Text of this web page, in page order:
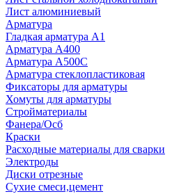
Лист алюминиевый
Арматура
Гладкая арматура А1
Арматура А400
Арматура A500C
Арматура стеклопластиковая
Фиксаторы для арматуры
Хомуты для арматуры
Стройматериалы
Фанера/Осб
Краски
Расходные материалы для сварки
Электроды
Диски отрезные
Сухие смеси,цемент